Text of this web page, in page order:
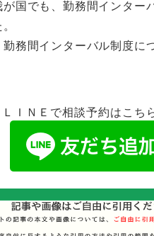
が国でも、勤務間インター
勤務間インターバル制度に
ＩＮＥで相談予約はこち